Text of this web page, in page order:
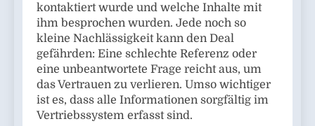
kontaktiert wurde und welche Inhalte mit
ihm besprochen wurden. Jede noch so
kleine Nachlässigkeit kann den Deal
gefährden: Eine schlechte Referenz oder
eine unbeantwortete Frage reicht aus, um
das Vertrauen zu verlieren. Umso wichtiger
ist es, dass alle Informationen sorgfältig im
Vertriebssystem erfasst sind.